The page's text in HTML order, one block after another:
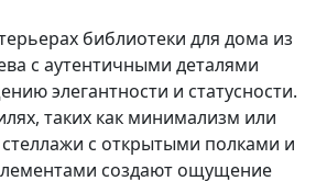
библиотеки для дома из
с аутентичными деталями
элегантности и статусности.
таких как минимализм или
с открытыми полками и
создают ощущение